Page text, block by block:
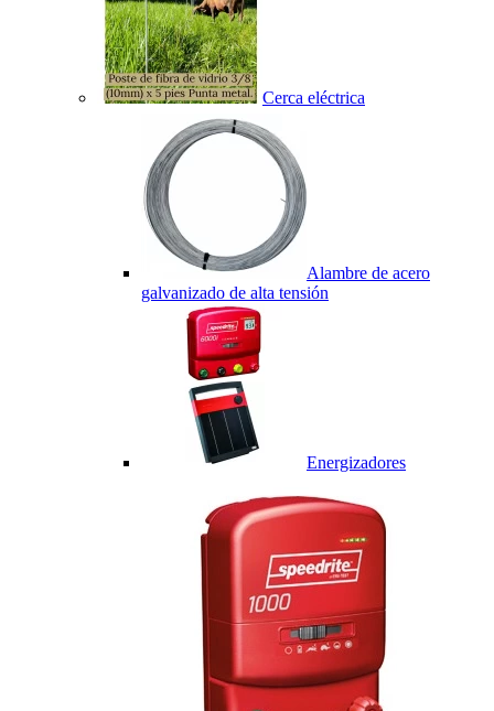
Cerca eléctrica
Alambre de acero
galvanizado de alta tensión
Energizadores